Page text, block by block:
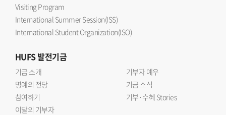
Visiting Program
International Summer Session(ISS)
International Student Organization(ISO)
HUFS발전기금
기금 소개
기부자 예우
명예의 전당
기금 소식
참여하기
기부·수혜 Stories
이달의 기부자